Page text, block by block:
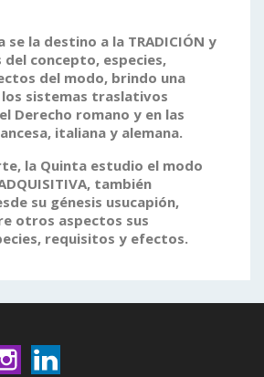
se la destino a la TRADICIÓN y
del concepto, especies,
del modo, brindo una
sistemas traslativos
Derecho romano y en las
italiana y alemana.
la Quinta estudio el modo
ADQUISITIVA, también
su génesis usucapión,
otros aspectos sus
requisitos y efectos.
Instagram